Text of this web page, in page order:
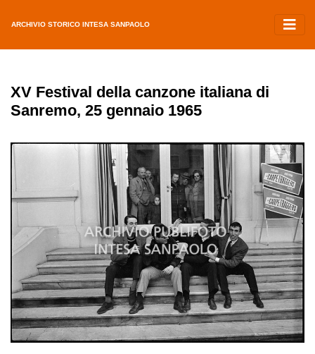
ARCHIVIO STORICO INTESA SANPAOLO
XV Festival della canzone italiana di
Sanremo, 25 gennaio 1965